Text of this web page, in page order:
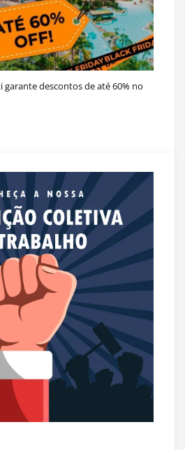
garante descontos de até 60% no